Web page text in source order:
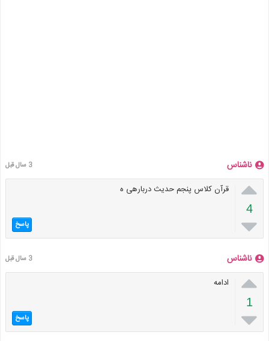
ناشناس 3 سال قبل

4

قرآن کلاس پنجم حدیث دربارهی ه
پاسخ
ناشناس 3 سال قبل

1

ادامه
پاسخ